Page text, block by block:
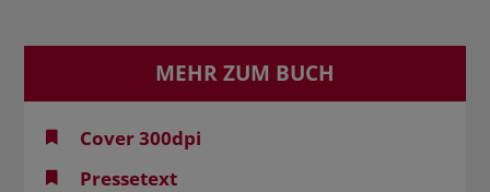
MEHR ZUM BUCH
Cover 300dpi
Pressetext